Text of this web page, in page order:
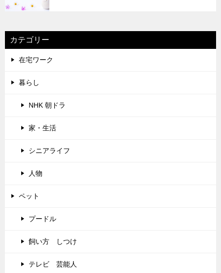
カテゴリー
在宅ワーク
暮らし
NHK 朝ドラ
家・生活
シニアライフ
人物
ペット
プードル
飼い方 しつけ
テレビ 芸能人